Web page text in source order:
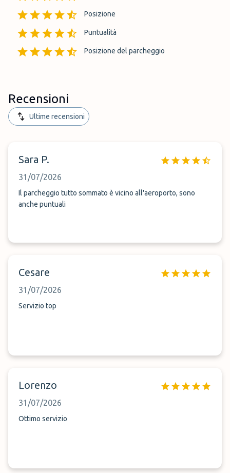
Posizione
Puntualità
Posizione del parcheggio
Recensioni
Ultime recensioni
Sara P.
31/07/2026
Il parcheggio tutto sommato è vicino all'aeroporto, sono
anche puntuali
Cesare
31/07/2026
Servizio top
Lorenzo
31/07/2026
Ottimo servizio